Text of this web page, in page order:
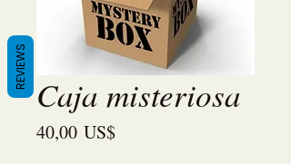
Caja misteriosa
40,00 US$Precio
REVIEWS